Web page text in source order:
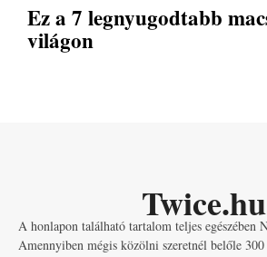
Ez a 7 legnyugodtabb
világon
Twice.hu
A honlapon található tartalom teljes egészében
Amennyiben mégis közölni szeretnél belőle